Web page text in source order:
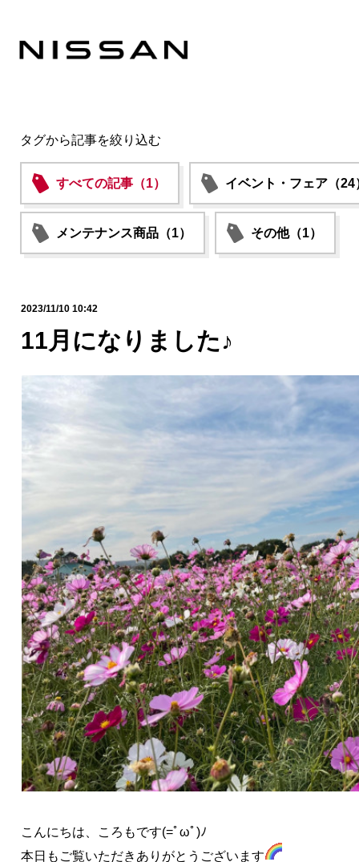
タグから記事を絞り込む
すべての記事（1） イベント・フェア（24
メンテナンス商品（1） その他（1）
2023/11/10 10:42
11月になりました♪
こんにちは、ころもです(=ﾟωﾟ)ﾉ
本日もご覧いただきありがとうございます